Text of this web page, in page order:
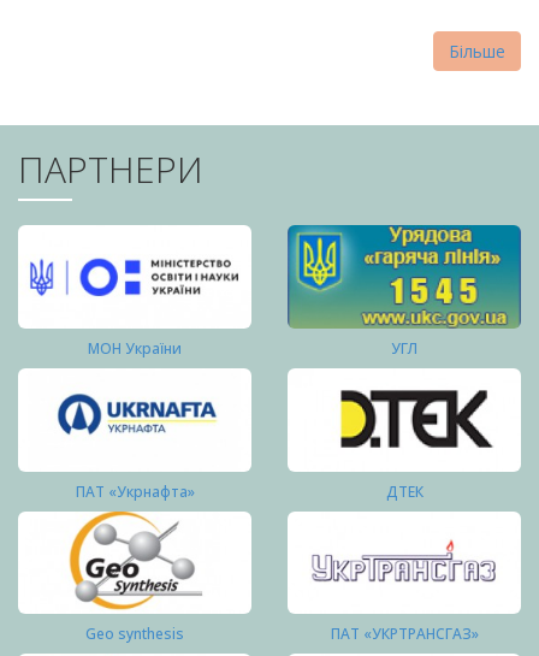
Більше
ПАРТНЕРИ
МОН України УГЛ
ПАТ «Укрнафта» ДТЕК
Geo synthesis ПАТ «УКРТРАНСГАЗ»